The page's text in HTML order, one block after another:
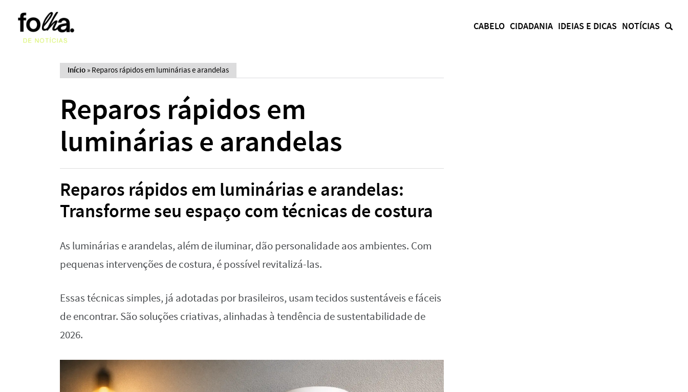
CABELO CIDADANIA IDEIAS E DICAS NOTÍCIAS
Início » Reparos rápidos em luminárias e arandelas
Reparos rápidos em
luminárias e arandelas
Reparos rápidos em luminárias e arandelas:
Transforme seu espaço com técnicas de costura
As luminárias e arandelas, além de iluminar, dão personalidade aos ambientes. Com
pequenas intervenções de costura, é possível revitalizá-las.
Essas técnicas simples, já adotadas por brasileiros, usam tecidos sustentáveis e fáceis
de encontrar. São soluções criativas, alinhadas à tendência de sustentabilidade de
2026.